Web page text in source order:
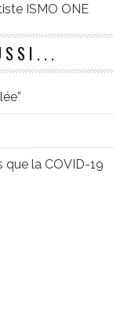
ISMO ONE
que la COVID-19